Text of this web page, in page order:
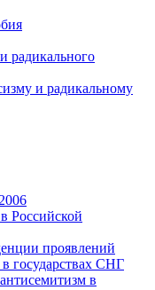
радикального
и радикальному
Российской
проявлений
государствах СНГ
в